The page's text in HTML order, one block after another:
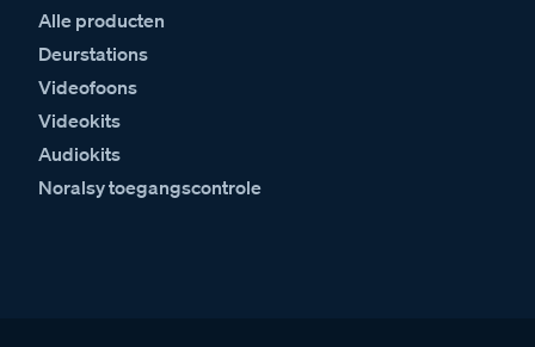
Alle producten
Deurstations
Videofoons
Videokits
Audiokits
Noralsy toegangscontrole